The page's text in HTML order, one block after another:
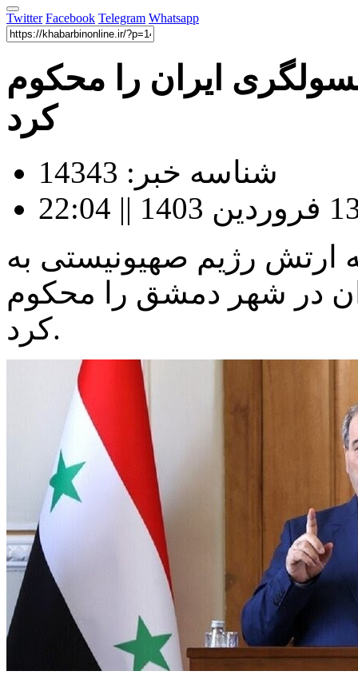
Twitter Facebook Telegram Whatsapp
ایران را محکوم
کرد
شناسه خبر: 14343
ارتش رژیم صهیونیستی به
در شهر دمشق را محکوم
کرد.